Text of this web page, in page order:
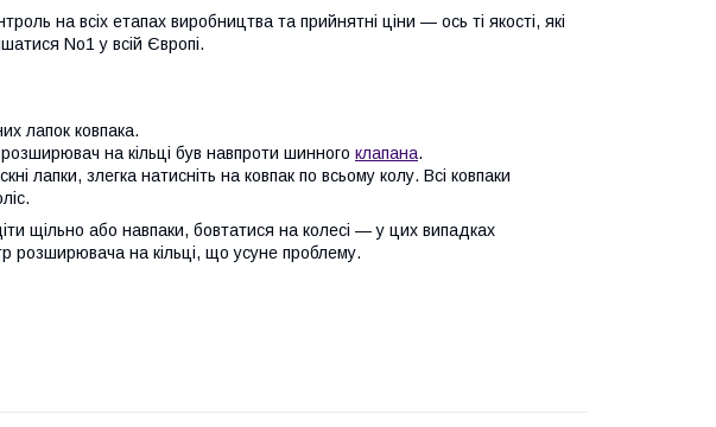
на всіх етапах виробництва та прийнятні ціни — ось ті якості, які
No1 у всій Європі.
лапок ковпака.
на кільці був навпроти шинного клапана.
лапки, злегка натисніть на ковпак по всьому колу. Всі ковпаки
щільно або навпаки, бовтатися на колесі — у цих випадках
розширювача на кільці, що усуне проблему.